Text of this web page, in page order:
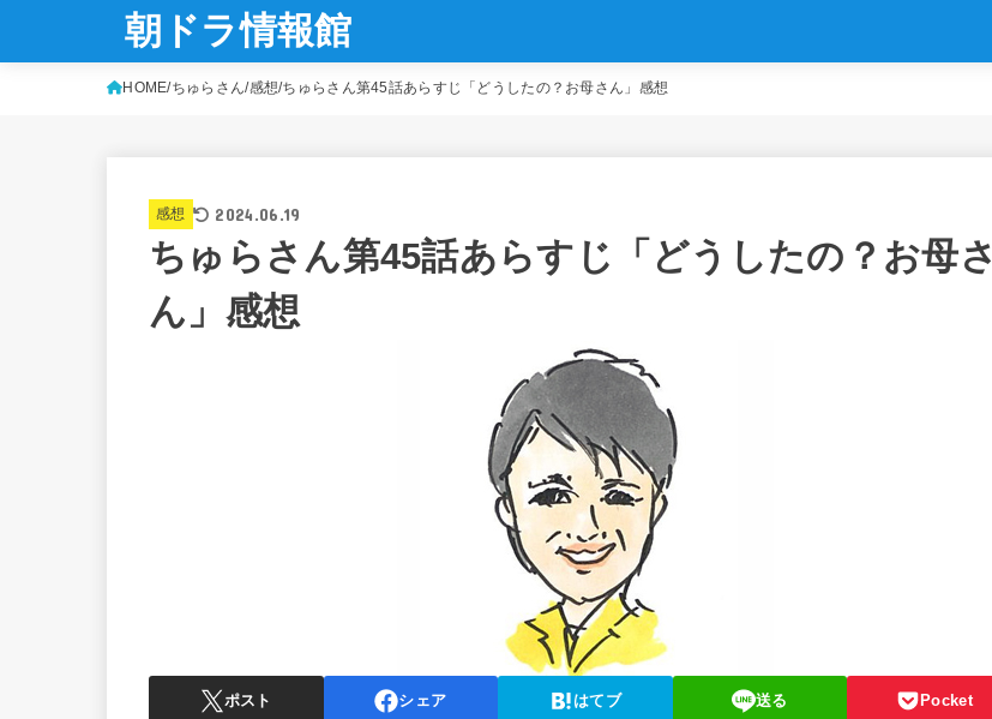
朝ドラ情報館
HOME ちゅらさん 感想 ちゅらさん第45話あらすじ「どうしたの？お母さん」感想
感想 2024.06.19
ちゅらさん第45話あらすじ「どうしたの？お母さ
ん」感想
ポスト シェア はてブ 送る Pocket